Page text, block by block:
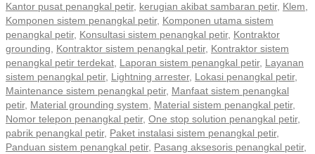
Kantor pusat penangkal petir, kerugian akibat sambaran petir, Klem,
Komponen sistem penangkal petir, Komponen utama sistem
penangkal petir, Konsultasi sistem penangkal petir, Kontraktor
grounding, Kontraktor sistem penangkal petir, Kontraktor sistem
penangkal petir terdekat, Laporan sistem penangkal petir, Layanan
sistem penangkal petir, Lightning arrester, Lokasi penangkal petir,
Maintenance sistem penangkal petir, Manfaat sistem penangkal
petir, Material grounding system, Material sistem penangkal petir,
Nomor telepon penangkal petir, One stop solution penangkal petir,
pabrik penangkal petir, Paket instalasi sistem penangkal petir,
Panduan sistem penangkal petir, Pasang aksesoris penangkal petir,